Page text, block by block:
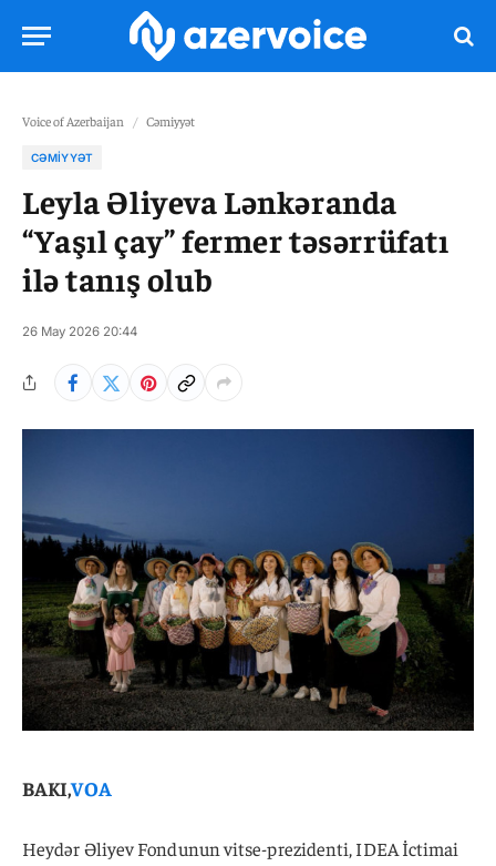
Voice of Azerbaijan / Cəmiyyət
CƏMIYYƏT
Leyla Əliyeva Lənkəranda
“Yaşıl çay” fermer təsərrüfatı
ilə tanış olub
26 May 2026 20:44
BAKI,VOA
Heydər Əliyev Fondunun vitse-prezidenti, IDEA İctimai